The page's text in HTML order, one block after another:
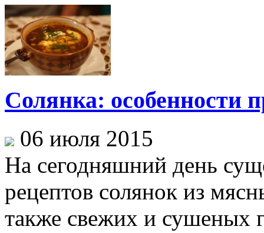
Солянка: особенности
06 июля 2015
На сегодняшний день
рецептов солянок из
также свежих и сушеных